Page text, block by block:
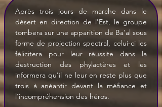
Après trois jours de marche dans le
désert en direction de l'Est, le groupe
tombera sur une apparition de Ba'al sous
forme de projection spectral, celui-ci les
félicitera pour leur réussite dans la
destruction des phylactères et les
informera qu'il ne leur en reste plus que
trois à anéantir devant la méfiance et
l'incompréhension des héros.